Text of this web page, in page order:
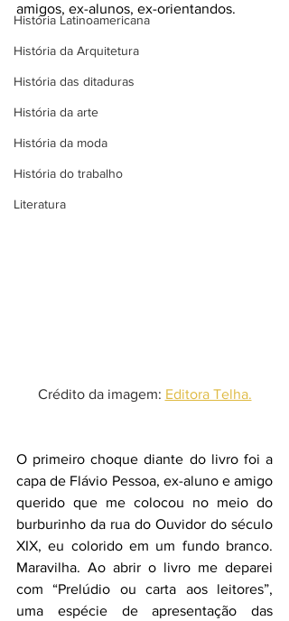
História Latinoamericana
História da Arquitetura
História das ditaduras
História da arte
História da moda
História do trabalho
Literatura
amigos, ex-alunos, ex-orientandos.
Crédito da imagem: Editora Telha.
O primeiro choque diante do livro foi a
capa de Flávio Pessoa, ex-aluno e amigo
querido que me colocou no meio do
burburinho da rua do Ouvidor do século
XIX, eu colorido em um fundo branco.
Maravilha. Ao abrir o livro me deparei
com “Prelúdio ou carta aos leitores”,
uma espécie de apresentação das